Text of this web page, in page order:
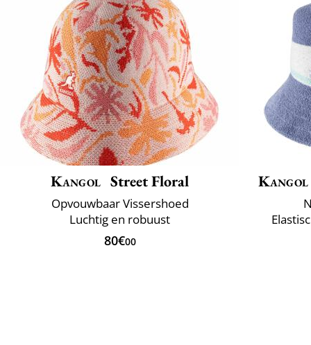
Kangol Street Floral
Opvouwbaar Vissershoed
Luchtig en robuust
80€00
Kangol